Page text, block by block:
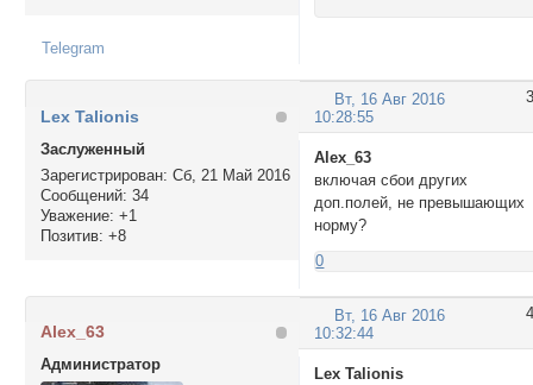
Telegram
3
Вт, 16 Авг 2016
10:28:55
Lex Talionis
Заслуженный
Зарегистрирован: Сб, 21 Май 2016
Сообщений: 34
Уважение: +1
Позитив: +8
Alex_63
включая сбои других
доп.полей, не превышающих
норму?
0
4
Вт, 16 Авг 2016
10:32:44
Alex_63
Администратор
Lex Talionis